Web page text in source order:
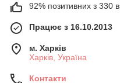
92% позитивних з 330
Працює з 16.10.2013
м. Харків
Харків, Україна
Контакти